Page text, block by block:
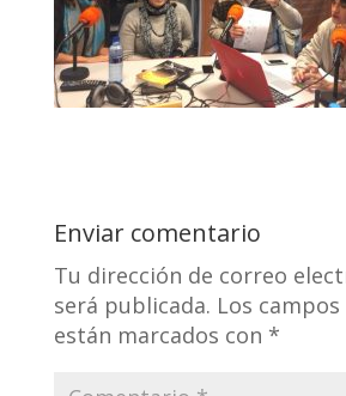
Enviar comentario
Tu dirección de correo
será publicada. Los
están marcados con *